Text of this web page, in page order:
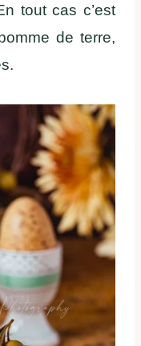
tout cas c’est
de terre,